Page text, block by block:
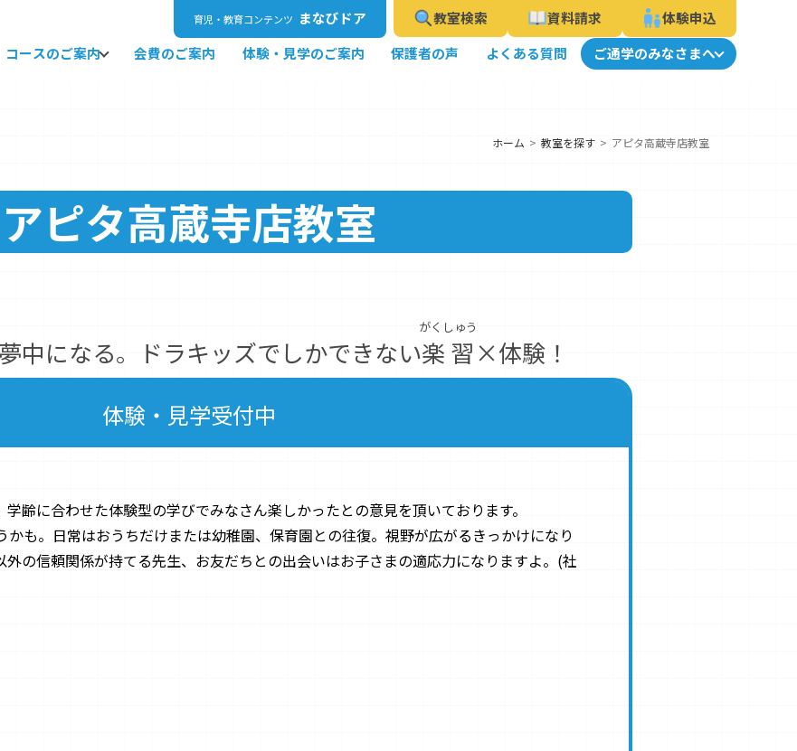
育児・教育コンテンツ まなびドア 教室検索 資料請求
体験申込
コースのご案内 会費のご案内 体験・見学のご案内 保護者の声 よくある質問 ご通学のみなさまへ
ホーム 教室を探す アピタ高蔵寺店教室
アピタ高蔵寺店教室
中になる。ドラキッズでしかできない楽習
がくしゅう
×体験！
体験・見学受付中
齢に合わせた体験型の学びでみなさん楽しかったとの意見を頂いております。
も。日常はおうちだけまたは幼稚園、保育園との往復。視野が広がるきっかけになり
外の信頼関係が持てる先生、お友だちとの出会いはお子さまの適応力になりますよ。(社